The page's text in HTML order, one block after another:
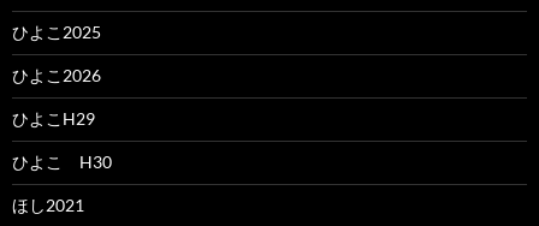
ひよこ2025
ひよこ2026
ひよこH29
ひよこ H30
ほし2021